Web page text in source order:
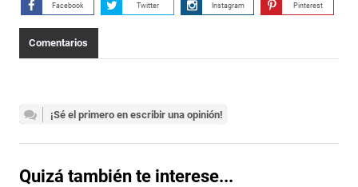
Facebook Twitter Instagram Pinterest
Comentarios
¡Sé el primero en escribir una opinión!
Quizá también te interese...